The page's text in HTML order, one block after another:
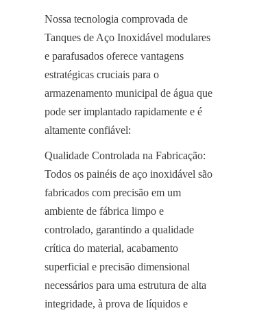
Nossa tecnologia comprovada de
Tanques de Aço Inoxidável modulares
e parafusados oferece vantagens
estratégicas cruciais para o
armazenamento municipal de água que
pode ser implantado rapidamente e é
altamente confiável:
Qualidade Controlada na Fabricação:
Todos os painéis de aço inoxidável são
fabricados com precisão em um
ambiente de fábrica limpo e
controlado, garantindo a qualidade
crítica do material, acabamento
superficial e precisão dimensional
necessários para uma estrutura de alta
integridade, à prova de líquidos e